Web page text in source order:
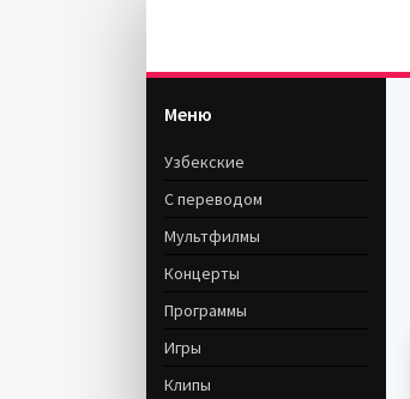
Меню
Узбекские
С переводом
Мультфилмы
Концерты
Программы
Игры
Клипы